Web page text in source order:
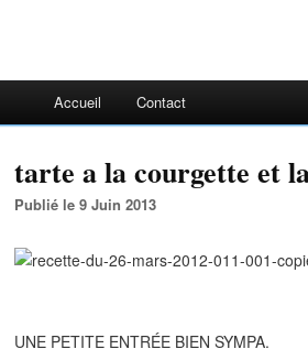
Accueil Contact
tarte a la courgette et
Publié le 9 Juin 2013
UNE PETITE ENTRÉE BIEN SYMPA.